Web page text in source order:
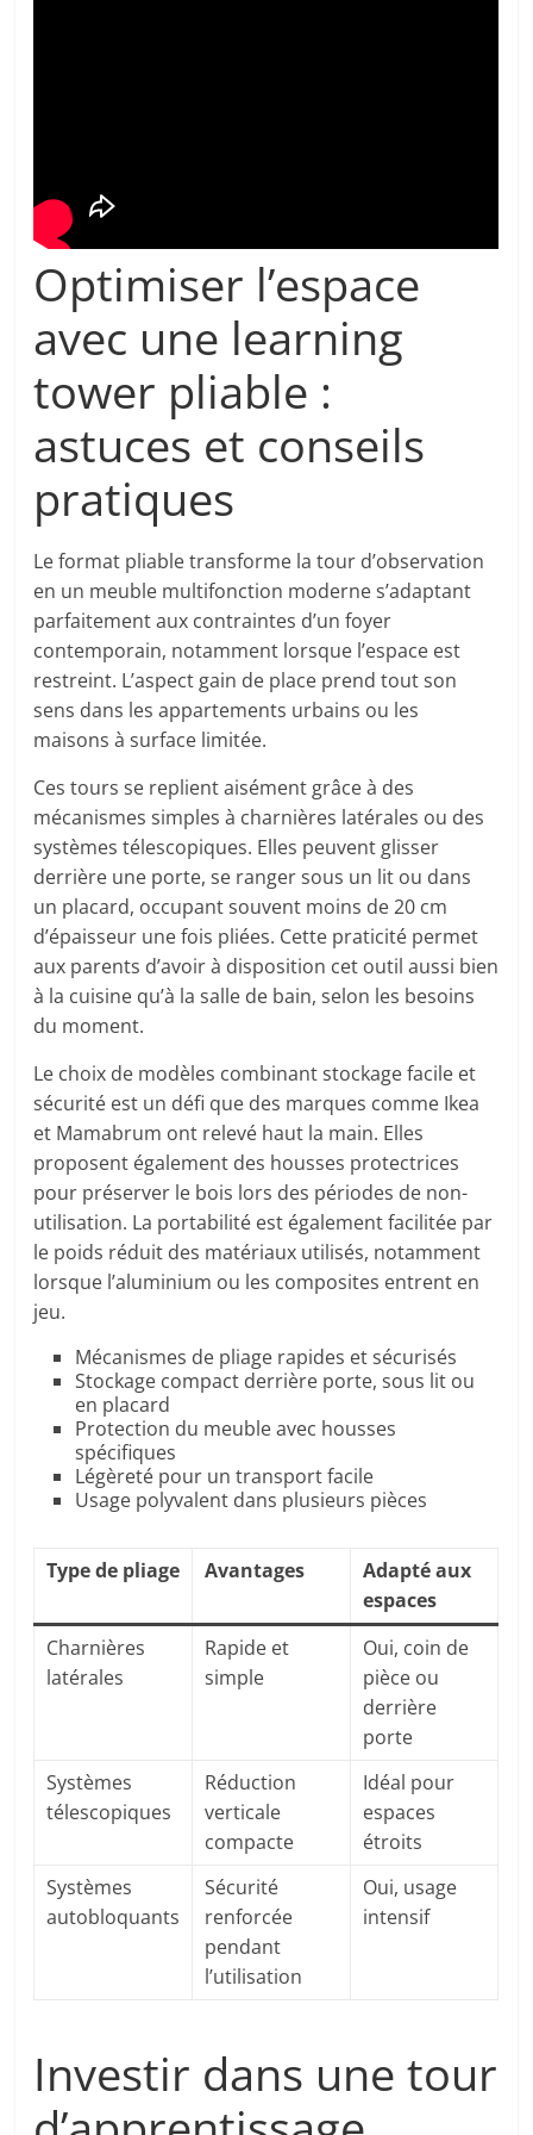
Optimiser l’espace
avec une learning
tower pliable :
astuces et conseils
pratiques
Le format pliable transforme la tour d’observation
en un meuble multifonction moderne s’adaptant
parfaitement aux contraintes d’un foyer
contemporain, notamment lorsque l’espace est
restreint. L’aspect gain de place prend tout son
sens dans les appartements urbains ou les
maisons à surface limitée.
Ces tours se replient aisément grâce à des
mécanismes simples à charnières latérales ou des
systèmes télescopiques. Elles peuvent glisser
derrière une porte, se ranger sous un lit ou dans
un placard, occupant souvent moins de 20 cm
d’épaisseur une fois pliées. Cette praticité permet
aux parents d’avoir à disposition cet outil aussi bien
à la cuisine qu’à la salle de bain, selon les besoins
du moment.
Le choix de modèles combinant stockage facile et
sécurité est un défi que des marques comme Ikea
et Mamabrum ont relevé haut la main. Elles
proposent également des housses protectrices
pour préserver le bois lors des périodes de non-
utilisation. La portabilité est également facilitée par
le poids réduit des matériaux utilisés, notamment
lorsque l’aluminium ou les composites entrent en
jeu.
Mécanismes de pliage rapides et sécurisés
Stockage compact derrière porte, sous lit ou
en placard
Protection du meuble avec housses
spécifiques
Légèreté pour un transport facile
Usage polyvalent dans plusieurs pièces
Type de pliage Avantages
Adapté aux
espaces
Charnières
latérales
Rapide et
simple
Oui, coin de
pièce ou
derrière
porte
Systèmes
télescopiques
Réduction
verticale
compacte
Idéal pour
espaces
étroits
Systèmes
autobloquants
Sécurité
renforcée
pendant
l’utilisation
Oui, usage
intensif
Investir dans une tour